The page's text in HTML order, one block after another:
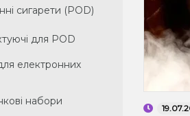
сигарети (POD)
для POD
електронних
набори
сигарети (POD)
для POD
електронних
набори